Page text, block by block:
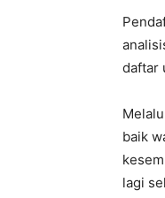
daftar
baik
lagi